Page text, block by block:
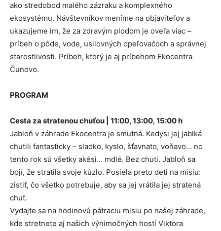
ako stredobod malého zázraku a komplexného
ekosystému. Návštevníkov meníme na objaviteľov a
ukazujeme im, že za zdravým plodom je oveľa viac –
príbeh o pôde, vode, usilovných opeľovačoch a správnej
starostlivosti. Príbeh, ktorý je aj príbehom Ekocentra
Čunovo.
PROGRAM
Cesta za stratenou chuťou | 11:00, 13:00, 15:00 h
Jabloň v záhrade Ekocentra je smutná. Kedysi jej jablká
chutili fantasticky – sladko, kyslo, šťavnato, voňavo… no
tento rok sú všetky akési… mdlé. Bez chuti. Jabloň sa
bojí, že stratila svoje kúzlo. Posiela preto deti na misiu:
zistiť, čo všetko potrebuje, aby sa jej vrátila jej stratená
chuť.
Vydajte sa na hodinovú pátraciu misiu po našej záhrade,
kde stretnete aj našich výnimočných hostí Viktora